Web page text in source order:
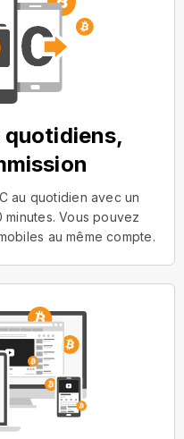
quotidiens,
au quotidien avec un
minutes. Vous pouvez
au même compte.